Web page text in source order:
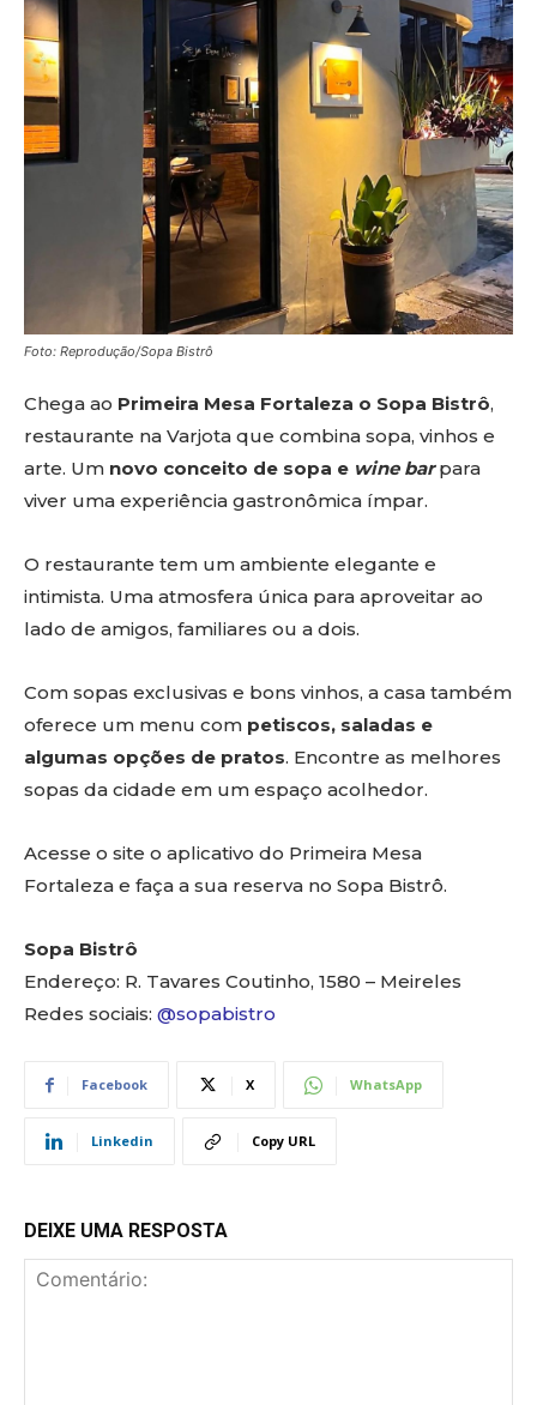
Foto: Reprodução/Sopa Bistrô
Chega ao Primeira Mesa Fortaleza o Sopa Bistrô,
restaurante na Varjota que combina sopa, vinhos e
arte. Um novo conceito de sopa e wine barpara
viver uma experiência gastronômica ímpar.
O restaurante tem um ambiente elegante e
intimista. Uma atmosfera única para aproveitar ao
lado de amigos, familiares ou a dois.
Com sopas exclusivas e bons vinhos, a casa também
oferece um menu com petiscos, saladas e
algumas opções de pratos. Encontre as melhores
sopas da cidade em um espaço acolhedor.
Acesse o site o aplicativo do Primeira Mesa
Fortaleza e faça a sua reserva no Sopa Bistrô.
Sopa Bistrô
Endereço: R. Tavares Coutinho, 1580 – Meireles
Redes sociais: @sopabistro
Facebook X WhatsApp
Linkedin Copy URL
DEIXE UMA RESPOSTA